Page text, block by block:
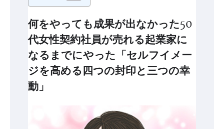
何をやっても成果が出なかった50
代女性契約社員が売れる起業家に
なるまでにやった「セルフイメー
ジを高める四つの封印と三つの幸
動」